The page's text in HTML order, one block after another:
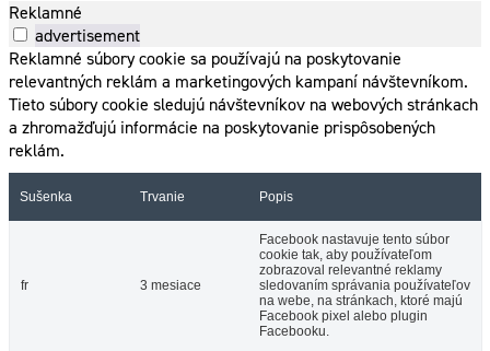
Reklamné
advertisement
Reklamné súbory cookie sa používajú na poskytovanie
relevantných reklám a marketingových kampaní návštevníkom.
Tieto súbory cookie sledujú návštevníkov na webových stránkach
a zhromažďujú informácie na poskytovanie prispôsobených
reklám.
Sušenka Trvanie Popis
fr 3 mesiace
Facebook nastavuje tento súbor
cookie tak, aby používateľom
zobrazoval relevantné reklamy
sledovaním správania používateľov
na webe, na stránkach, ktoré majú
Facebook pixel alebo plugin
Facebooku.